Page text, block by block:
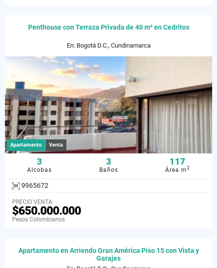
Penthouse con Terraza Privada de 40 m² en Cedritos
En: Bogotá D.C., Cundinamarca
Apartamento Venta
3
Alcobas
3
Baños
117
Área m2
9965672
PRECIO VENTA
$650.000.000
Pesos Colombianos
Apartamento en Arriendo Gran América Piso 15 con Vista y
Garajes